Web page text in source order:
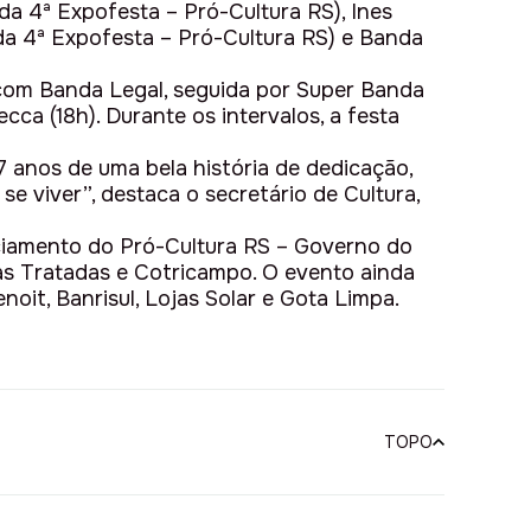
4ª Expofesta – Pró-Cultura RS), Ines
4ª Expofesta – Pró-Cultura RS) e Banda
Banda Legal, seguida por Super Banda
(18h). Durante os intervalos, a festa
de uma bela história de dedicação,
viver”, destaca o secretário de Cultura,
do Pró-Cultura RS – Governo do
Tratadas e Cotricampo. O evento ainda
Banrisul, Lojas Solar e Gota Limpa.
TOPO